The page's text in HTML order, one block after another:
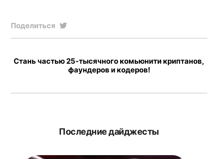
Поделиться
Стань частью 25-тысячного комьюнити криптанов,
фаундеров и кодеров!
Последние дайджесты